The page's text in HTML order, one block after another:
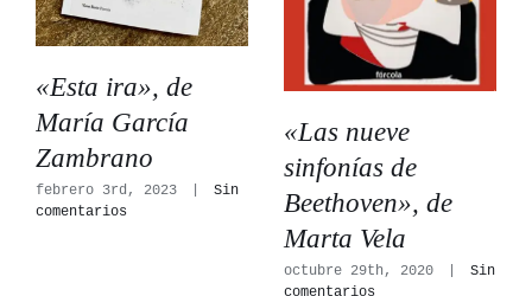
«Esta ira», de
María García
Zambrano
febrero 3rd, 2023
Sin
comentarios
«Las nueve
sinfonías de
Beethoven», de
Marta Vela
octubre 29th, 2020
Sin
comentarios